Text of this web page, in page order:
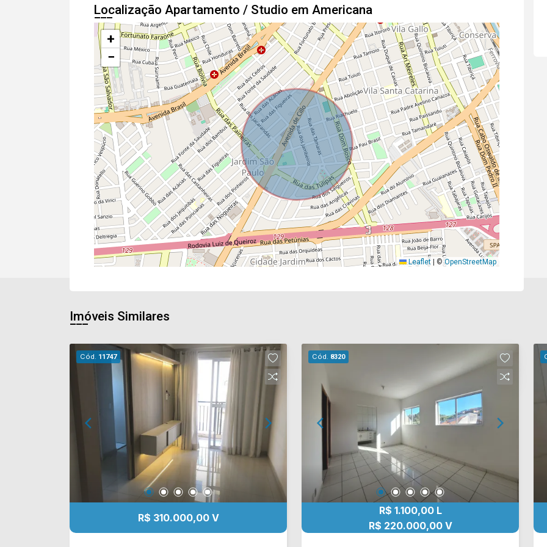
Localização Apartamento / Studio em Americana
+
−
Leaflet ©OpenStreetMap
Imóveis Similares
Cód. 11747
R$ 310.000,00 V
Cód. 8320
R$ 1.100,00 L
R$ 220.000,00 V